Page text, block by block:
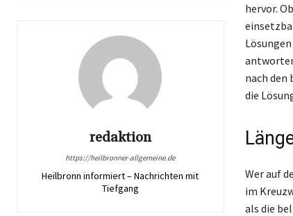
redaktion
https://heilbronner-allgemeine.de
Heilbronn informiert – Nachrichten mit
Tiefgang
hervor.
nach den
die
Wer auf
im
als die